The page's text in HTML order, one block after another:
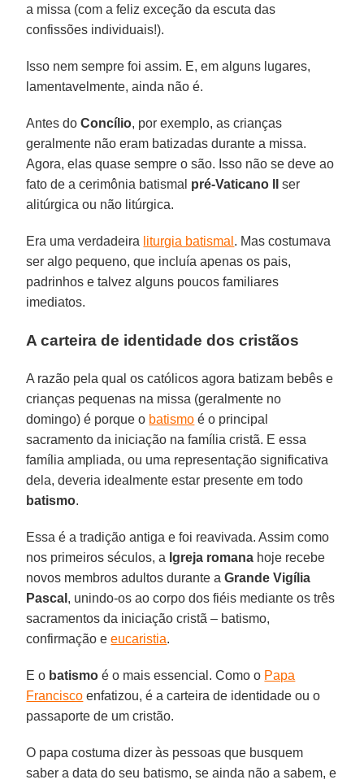
a missa (com a feliz exceção da escuta das
confissões individuais!).
Isso nem sempre foi assim. E, em alguns lugares,
lamentavelmente, ainda não é.
Antes doConcílio, por exemplo, as crianças
geralmente não eram batizadas durante a missa.
Agora, elas quase sempre o são. Isso não se deve ao
fato de a cerimônia batismal pré-Vaticano II
ser
alitúrgica ou não litúrgica.
Era uma verdadeira liturgia batismal . Mas costumava
ser algo pequeno, que incluía apenas os pais,
padrinhos e talvez alguns poucos familiares
imediatos.
A carteira de identidade dos cristãos
A razão pela qual os católicos agora batizam bebês e
crianças pequenas na missa (geralmente no
domingo) é porque o batismo é o principal
sacramento da iniciação na família cristã. E essa
família ampliada, ou uma representação significativa
dela, deveria idealmente estar presente em todo
batismo.
Essa é a tradição antiga e foi reavivada. Assim como
nos primeiros séculos, a Igreja romana hoje recebe
novos membros adultos durante aGrande Vigília
Pascal , unindo-os ao corpo dos fiéis mediante os três
sacramentos da iniciação cristã – batismo,
confirmação eeucaristia.
E o batismo é o mais essencial. Como o Papa
Francisco enfatizou, é a carteira de identidade ou o
passaporte de um cristão.
O papa costuma dizer às pessoas que busquem
saber a data do seu batismo, se ainda não a sabem, e